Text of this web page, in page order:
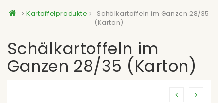
Kartoffelprodukte
Schälkartoffeln im Ganzen 28/35
(Karton)
Schälkartoffeln im
Ganzen 28/35 (Karton)